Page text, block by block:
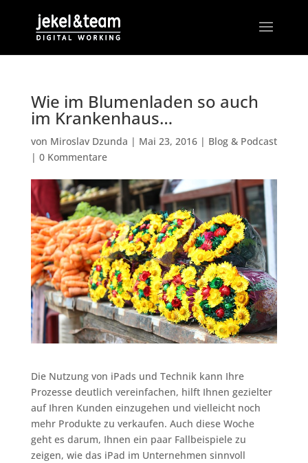
Wie im Blumenladen so auch
im Krankenhaus…
von Miroslav Dzunda | Mai 23, 2016| Blog & Podcast
| 0 Kommentare
Die Nutzung von iPads und Technik kann Ihre
Prozesse deutlich vereinfachen, hilft Ihnen gezielter
auf Ihren Kunden einzugehen und vielleicht noch
mehr Produkte zu verkaufen. Auch diese Woche
geht es darum, Ihnen ein paar Fallbeispiele zu
zeigen, wie das iPad im Unternehmen sinnvoll